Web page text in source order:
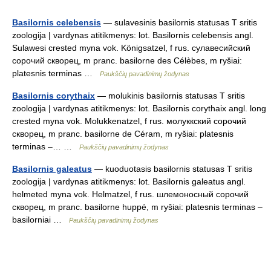
Basilornis celebensis — sulavesinis basilornis statusas T sritis
zoologija | vardynas atitikmenys: lot. Basilornis celebensis angl.
Sulawesi crested myna vok. Königsatzel, f rus. сулавесийский
сорочий скворец, m pranc. basilorne des Célèbes, m ryšiai:
platesnis terminas …
Paukščių pavadinimų žodynas
Basilornis corythaix — molukinis basilornis statusas T sritis
zoologija | vardynas atitikmenys: lot. Basilornis corythaix angl. long
crested myna vok. Molukkenatzel, f rus. молуккский сорочий
скворец, m pranc. basilorne de Céram, m ryšiai: platesnis
terminas –… …
Paukščių pavadinimų žodynas
Basilornis galeatus — kuoduotasis basilornis statusas T sritis
zoologija | vardynas atitikmenys: lot. Basilornis galeatus angl.
helmeted myna vok. Helmatzel, f rus. шлемоносный сорочий
скворец, m pranc. basilorne huppé, m ryšiai: platesnis terminas –
basilorniai …
Paukščių pavadinimų žodynas